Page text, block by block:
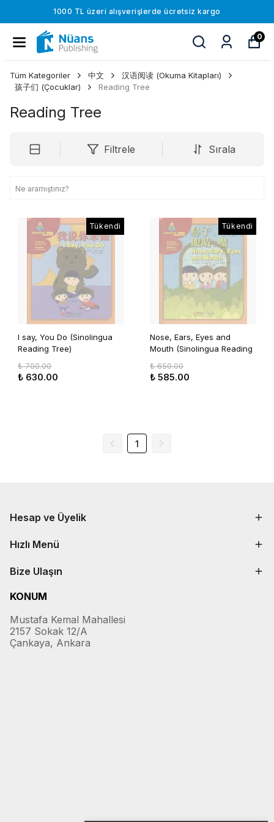
1000 TL üzeri alışverişlerde ücretsiz kargo
0
Tüm Kategoriler 中文
汉语阅读 (Okuma Kitapları)
孩子们 (Çocuklar)
Reading Tree
Reading Tree
Filtrele Sırala
Tükendi
I say, You Do (Sinolingua
Reading Tree)
₺ 700.00
₺ 630.00
Tükendi
Nose, Ears, Eyes and
Mouth (Sinolingua Reading
₺ 650.00
₺ 585.00
1
Hesap ve Üyelik
Hızlı Menü
Bize Ulaşın
KONUM
Mustafa Kemal Mahallesi
2157 Sokak 12/A
Çankaya, Ankara